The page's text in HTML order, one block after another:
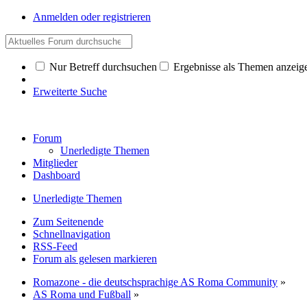
Anmelden oder registrieren
Nur Betreff durchsuchen Ergebnisse als Themen
Erweiterte Suche
Forum
Unerledigte Themen
Mitglieder
Dashboard
Unerledigte Themen
Zum Seitenende
Schnellnavigation
RSS-Feed
Forum als gelesen markieren
Romazone - die deutschsprachige AS Roma Community »
AS Roma und Fußball »